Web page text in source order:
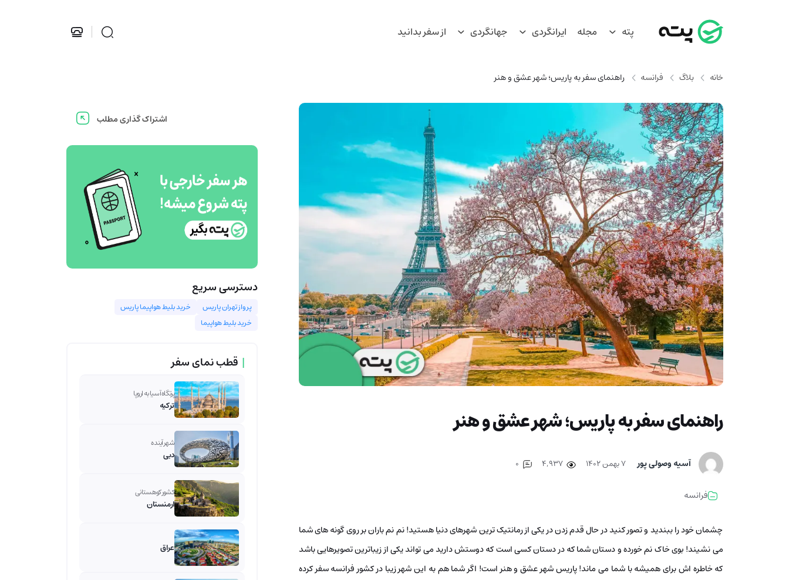
پته مجله ایرانگردی جهانگردی از سفر بدانید
خانه بلاگ فرانسه راهنمای سفر به پاریس؛ شهر عشق و هنر
راهنمای سفر به پاریس؛ شهر عشق و هنر
آسیه وصولی پور ۷ بهمن ۱۴۰۲ 4,937
فرانسه
چشمان خود را ببندید و تصور کنید در حال قدم زدن در یکی از رمانتیک ترین شهرهای دنیا هستید! نم نم باران بر روی گونه های شما
می نشیند! بوی خاک نم خورده و دستان شما که در دستان کسی است که دوستش دارید می تواند یکی از زیباترین تصویرهایی باشد
که خاطره اش برای همیشه با شما می ماند! پاریس شهر عشق و هنر است! اگر شما هم به این شهر زیبا در کشور فرانسه سفر کرده
اشتراک گذاری مطلب
دسترسی سریع
پرواز تهران پاریس
خرید بلیط هواپیما پاریس
خرید بلیط هواپیما
| قطب نمای سفر
پرتگاه آسیا به اروپا
ترکیه
شهر آینده
دبی
کشور کوهستانی
ارمنستان
عراق